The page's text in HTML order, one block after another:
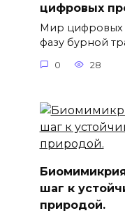
цифровых
Мир цифровых
фазу бурной
0 28
шаг к
природой.